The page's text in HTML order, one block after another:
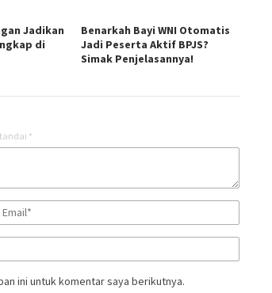
Jadikan
di
Benarkah Bayi WNI Otomatis
Jadi Peserta Aktif BPJS?
Simak Penjelasannya!
*
ini untuk komentar saya berikutnya.